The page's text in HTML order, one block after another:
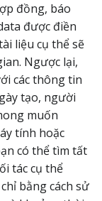
đồng, báo
được điền
liệu cụ thể sẽ
Ngược lại,
các thông tin
tạo, người
muốn
tính hoặc
có thể tìm tất
tác cụ thể
bằng cách sử